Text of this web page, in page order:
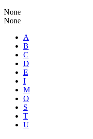
None
None
A
B
C
D
E
I
M
O
S
T
U